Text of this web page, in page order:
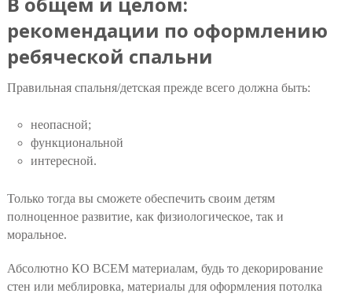
рекомендации по оформлению
ребяческой спальни
Правильная спальня/детская прежде всего должна быть:
неопасной;
функциональной
интересной.
Только тогда вы сможете обеспечить своим детям
полноценное развитие, как физиологическое, так и
моральное.
Абсолютно КО ВСЕМ материалам, будь то декорирование
стен или меблировка, материалы для оформления потолка